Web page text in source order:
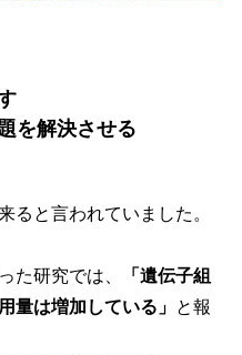
を解決させる
ると言われていました。
た研究では、
「遺伝子組
量は増加している」 と報